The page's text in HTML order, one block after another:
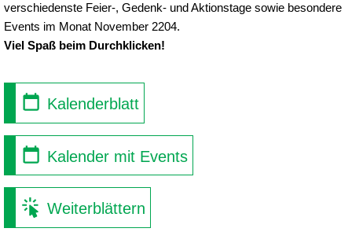
verschiedenste Feier-, Gedenk- und Aktionstage sowie besondere
Events im Monat November 2204.
Viel Spaß beim Durchklicken!
Kalenderblatt
Kalender mit Events
Weiterblättern